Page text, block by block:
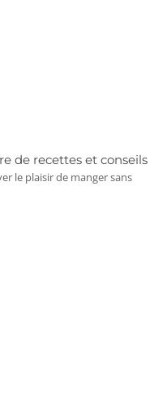
de recettes et conseils
le plaisir de manger sans